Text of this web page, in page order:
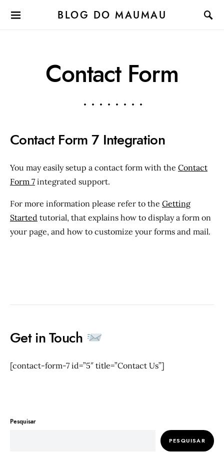
BLOG DO MAUMAU
Contact Form
Contact Form 7 Integration
You may easily setup a contact form with the Contact
Form 7 integrated support.
For more information please refer to the Getting
Started tutorial, that explains how to display a form on
your page, and how to customize your forms and mail.
Get in Touch
[contact-form-7 id=”5″ title=”Contact Us”]
Pesquisar
PESQUISAR